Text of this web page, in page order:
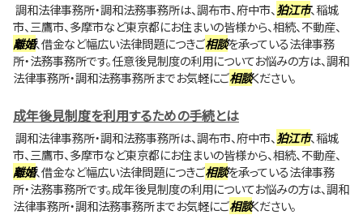
調和法律事務所・調和法務事務所は、調布市、府中市、狛江市、稲城
市、三鷹市、多摩市など東京都にお住まいの皆様から、相続、不動産、
離婚、借金など幅広い法律問題につきご相談を承っている法律事務
所・法務事務所です。任意後見制度の利用についてお悩みの方は、調和
法律事務所・調和法務事務所までお気軽にご相談ください。
成年後見制度を利用するための手続とは
調和法律事務所・調和法務事務所は、調布市、府中市、狛江市、稲城
市、三鷹市、多摩市など東京都にお住まいの皆様から、相続、不動産、
離婚、借金など幅広い法律問題につきご相談を承っている法律事務
所・法務事務所です。成年後見制度の利用についてお悩みの方は、調和
法律事務所・調和法務事務所までお気軽にご相談ください。